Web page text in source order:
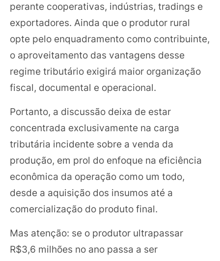
perante cooperativas, indústrias, tradings e
exportadores. Ainda que o produtor rural
opte pelo enquadramento como contribuinte,
o aproveitamento das vantagens desse
regime tributário exigirá maior organização
fiscal, documental e operacional.
Portanto, a discussão deixa de estar
concentrada exclusivamente na carga
tributária incidente sobre a venda da
produção, em prol do enfoque na eficiência
econômica da operação como um todo,
desde a aquisição dos insumos até a
comercialização do produto final.
Mas atenção: se o produtor ultrapassar
R$3,6 milhões no ano passa a ser